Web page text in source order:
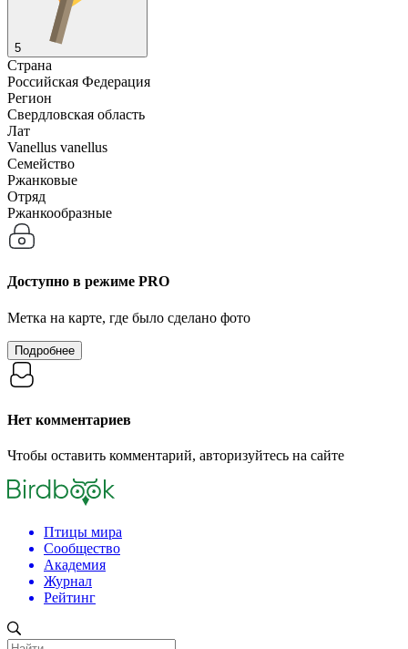
5
Страна
Российская Федерация
Регион
Свердловская область
Лат
Vanellus vanellus
Семейство
Ржанковые
Отряд
Ржанкообразные
Доступно в режиме PRO
Метка на карте, где было сделано фото
Подробнее
Нет комментариев
Чтобы оставить комментарий, авторизуйтесь на сайте
Птицы мира
Сообщество
Академия
Журнал
Рейтинг